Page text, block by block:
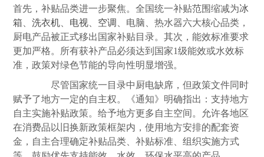
首先，补贴品类进一步聚焦。全国统一补贴范围缩减为冰
箱 、洗衣机 电视 空调
、电脑、热水器六大核心品类，
厨电产品被正式移出国家补贴目录。其次，能效标准要求
更加严格。所有获补产品必须达到国家1级能效或水效标
准，政策对绿色节能的导向性明显增强。
尽管国家统一目录中厨电缺席，但政策文件同时
赋予了地方一定的自主权。《通知》明确指出：支持地方
自主实施补贴政策。给予地方更多自主空间。允许各地区
在消费品以旧换新政策框架内，使用地方安排的配套资
金，自主合理确定补贴品类、补贴标准、组织实施方式